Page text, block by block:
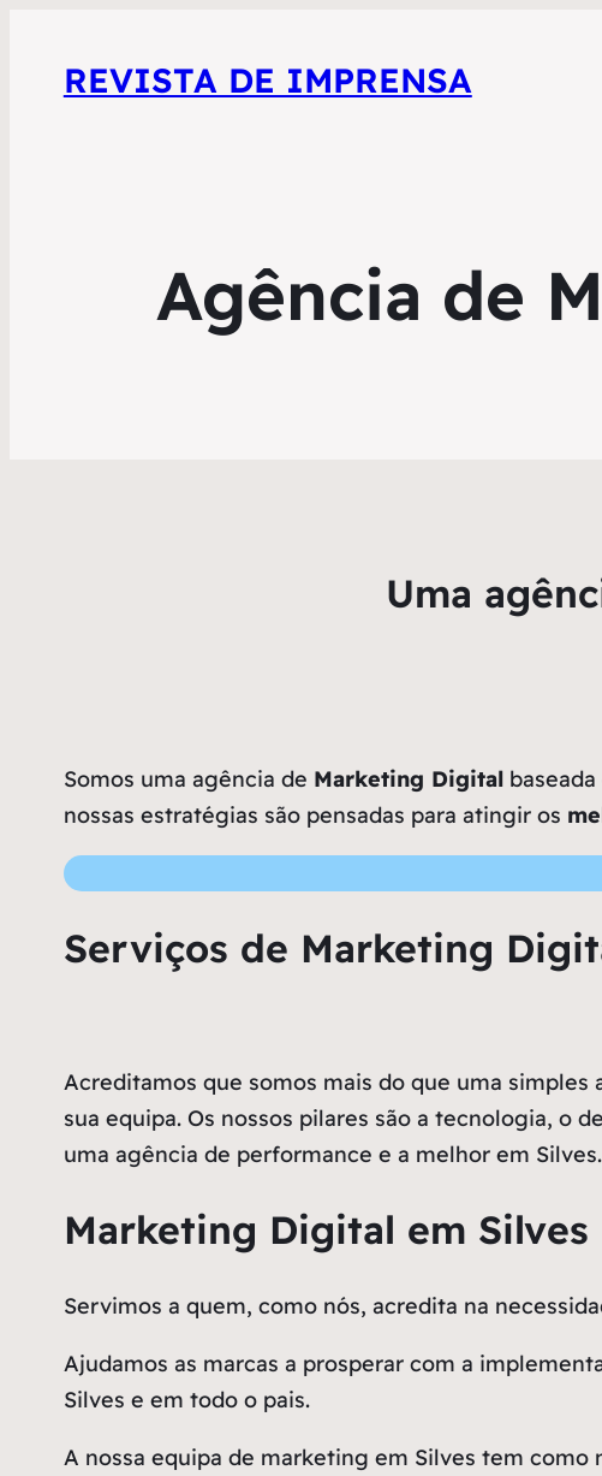
REVISTA DE IMPRENSA
Agência de
Uma
Somos uma agência de Marketing Digitalbaseada
nossas estratégias são pensadas para atingir os
Serviços de Marketing
Acreditamos que somos mais do que uma
sua equipa. Os nossos pilares são a tecnologia, o
uma agência de performance e a melhor em Silves.
Marketing Digital em Silves
Servimos a quem, como nós, acredita na
Ajudamos as marcas a prosperar com a
Silves e em todo o pais.
A nossa equipa de marketing em Silves tem